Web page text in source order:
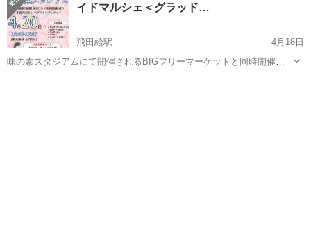
イドマルシェ＜グラッド…
飛田給駅
4月18日
味の素スタジアムにて開催されるBIGフリーマーケットと同時開催の